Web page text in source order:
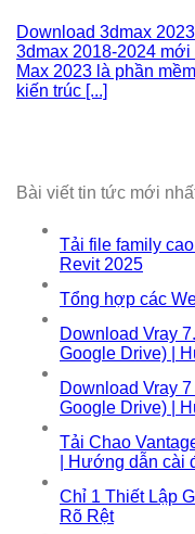
Download 3dmax
3dmax 2018-2024
Max 2023 là phần
kiến trúc [...]
Bài viết tin tức mới
Tải file family
Revit 2025
Tổng hợp các
Download Vray
Google Drive) |
Download Vray
Google Drive) |
Tải Chao
| Hướng dẫn cài
Chỉ 1 Thiết Lập
Rõ Rệt